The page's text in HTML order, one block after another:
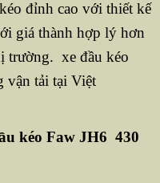
đỉnh cao với thiết kế
giá thành hợp lý hơn
trường. xe đầu kéo
vận tải tại Việt
kéo Faw JH6 430